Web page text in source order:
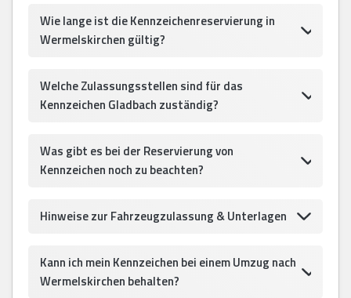
Wie lange ist die Kennzeichenreservierung in
Wermelskirchen gültig?
Welche Zulassungsstellen sind für das
Kennzeichen Gladbach zuständig?
Was gibt es bei der Reservierung von
Kennzeichen noch zu beachten?
Hinweise zur Fahrzeugzulassung & Unterlagen
Kann ich mein Kennzeichen bei einem Umzug nach
Wermelskirchen behalten?